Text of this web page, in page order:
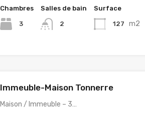
Chambres
3
Salles de bain
2
Surface
127 m2
Immeuble-Maison Tonnerre
Maison / Immeuble – 3…